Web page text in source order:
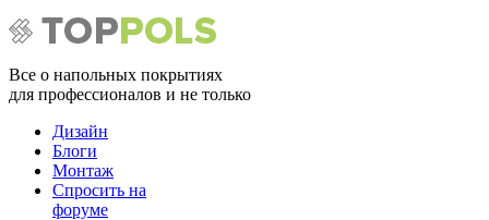
Все о напольных покрытиях
для профессионалов и не только
Дизайн
Блоги
Монтаж
Спросить на
форуме